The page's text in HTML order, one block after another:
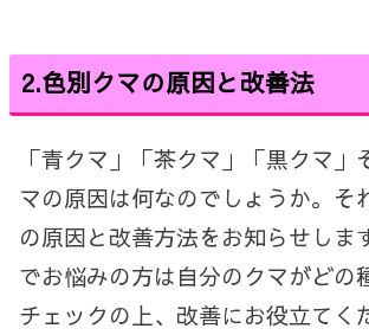
2.色別クマの原因と改善法
「青クマ」「茶クマ」「黒クマ」
マの原因は何なのでしょうか。そ
の原因と改善方法をお知らせしま
でお悩みの方は自分のクマがどの
チェックの上、改善にお役立てく